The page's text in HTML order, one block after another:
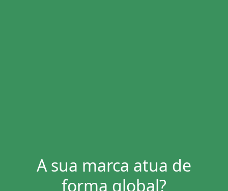
A sua marca atua de
forma global?